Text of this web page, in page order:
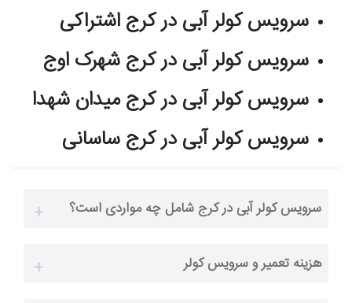
سرویس کولر آبی در کرج اشتراکی
سرویس کولر آبی در کرج شهرک اوج
سرویس کولر آبی در کرج میدان شهدا
سرویس کولر آبی در کرج ساسانی
سرویس کولر آبی در کرج شامل چه مواردی است؟
هزینه تعمیر و سرویس کولر